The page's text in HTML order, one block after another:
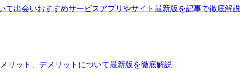
て出会いおすすめサービスアプリやサイト最新版を記事で徹底解説
リット、デメリットについて最新版を徹底解説